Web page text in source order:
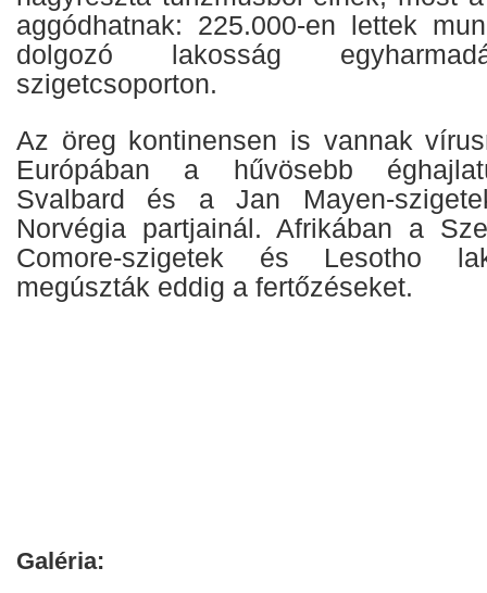
aggódhatnak: 225.000-en lettek
dolgozó lakosság
szigetcsoporton.
Az öreg kontinensen is vannak
Európában a hűvösebb
Svalbard és a Jan Mayen-
Norvégia partjainál. Afrikában a
Comore-szigetek és Lesotho
megúszták eddig a fertőzéseket.
Galéria: